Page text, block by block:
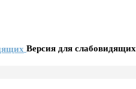
Версия для слабовидящих